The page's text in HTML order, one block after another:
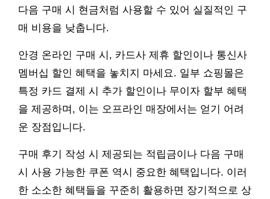
다음 구매 시 현금처럼 사용할 수 있어 실질적인 구
매 비용을 낮춥니다.
안경 온라인 구매 시, 카드사 제휴 할인이나 통신사
멤버십 할인 혜택을 놓치지 마세요. 일부 쇼핑몰은
특정 카드 결제 시 추가 할인이나 무이자 할부 혜택
을 제공하며, 이는 오프라인 매장에서는 얻기 어려
운 장점입니다.
구매 후기 작성 시 제공되는 적립금이나 다음 구매
시 사용 가능한 쿠폰 역시 중요한 혜택입니다. 이러
한 소소한 혜택들을 꾸준히 활용하면 장기적으로 상